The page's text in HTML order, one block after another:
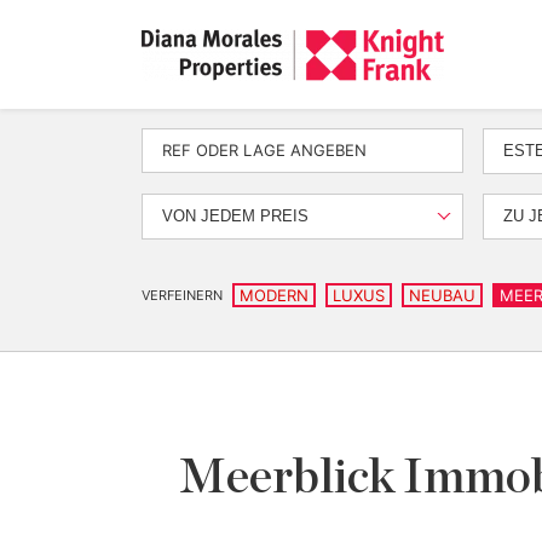
VON JEDEM PREIS ZU
VERFEINERN MODERN LUXUS NEUBAU
Meerblick